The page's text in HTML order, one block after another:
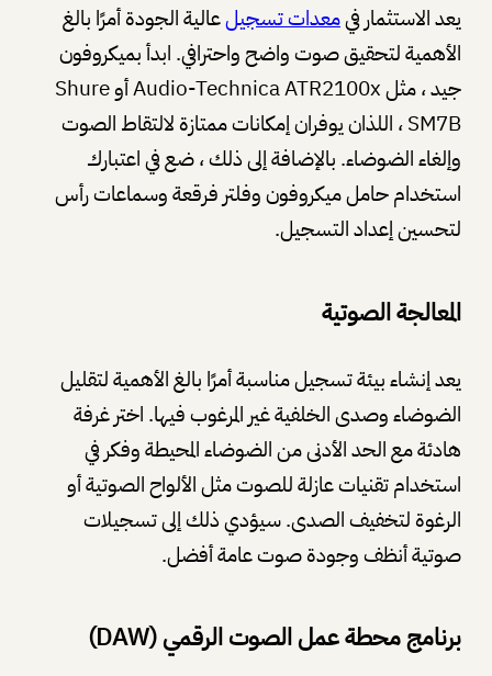
يعد الاستثمار فيمعدات تسجيلعالية الجودة أمرًا بالغ
الأهمية لتحقيق صوت واضح واحترافي. ابدأ بميكروفون
جيد ، مثل Audio-Technica ATR2100x أو Shure
SM7B ، اللذان يوفران إمكانات ممتازة لالتقاط الصوت
وإلغاء الضوضاء. بالإضافة إلى ذلك ، ضع في اعتبارك
استخدام حامل ميكروفون وفلتر فرقعة وسماعات رأس
لتحسين إعداد التسجيل.
المعالجة الصوتية
يعد إنشاء بيئة تسجيل مناسبة أمرًا بالغ الأهمية لتقليل
الضوضاء وصدى الخلفية غير المرغوب فيها. اختر غرفة
هادئة مع الحد الأدنى من الضوضاء المحيطة وفكر في
استخدام تقنيات عازلة للصوت مثل الألواح الصوتية أو
الرغوة لتخفيف الصدى. سيؤدي ذلك إلى تسجيلات
صوتية أنظف وجودة صوت عامة أفضل.
برنامج محطة عمل الصوت الرقمي (DAW)